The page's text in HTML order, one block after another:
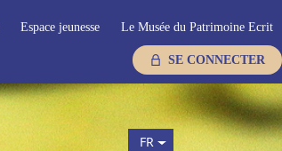
Espace jeunesse Le Musée du Patrimoine Ecrit
SE CONNECTER
FR